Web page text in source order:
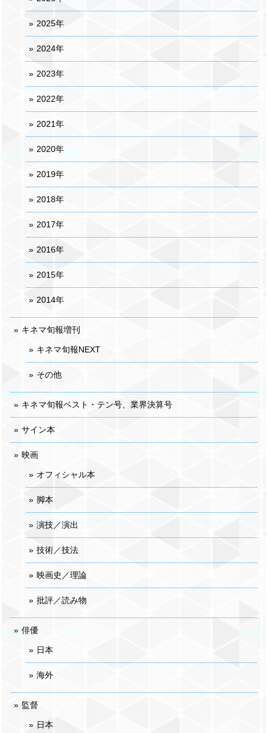
2025年
2024年
2023年
2022年
2021年
2020年
2019年
2018年
2017年
2016年
2015年
2014年
キネマ旬報増刊
キネマ旬報NEXT
その他
キネマ旬報ベスト・テン号、業界決算号
サイン本
映画
オフィシャル本
脚本
演技／演出
技術／技法
映画史／理論
批評／読み物
俳優
日本
海外
監督
日本